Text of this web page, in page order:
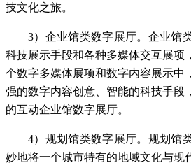
技文化之旅。
3）企业馆类数字展厅。企业馆
科技展示手段和各种多媒体交互展项
个数字多媒体展项和数字内容展示中
强的数字内容创意、智能的科技手段
的互动企业馆数字展厅。
4）规划馆类数字展厅。规划馆
妙地将一个城市特有的地域文化与现